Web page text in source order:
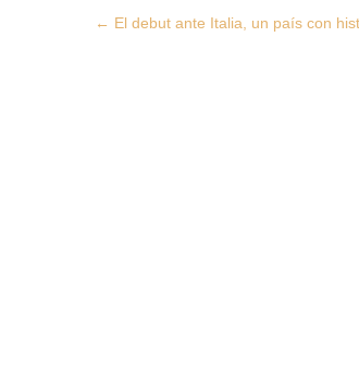
Post
← El debut ante Italia, un país con